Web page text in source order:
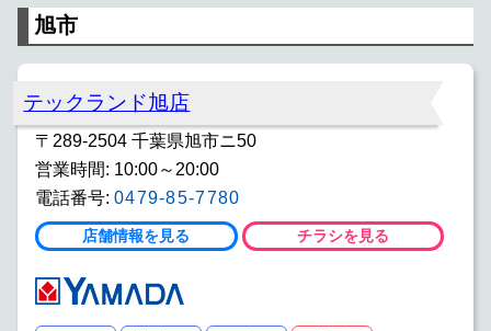
旭市
テックランド旭店
〒289-2504 千葉県旭市ニ50
営業時間: 10:00～20:00
電話番号: 0479-85-7780
店舗情報を見る チラシを見る